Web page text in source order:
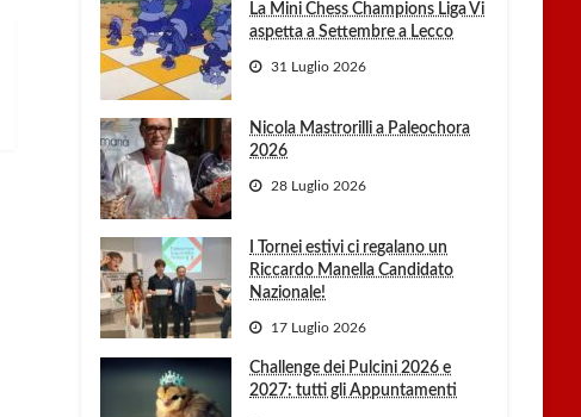
La Mini Chess Champions Liga Vi
aspetta a Settembre a Lecco
31 Luglio 2026
Nicola Mastrorilli a Paleochora
2026
28 Luglio 2026
I Tornei estivi ci regalano un
Riccardo Manella Candidato
Nazionale!
17 Luglio 2026
Challenge dei Pulcini 2026 e
2027: tutti gli Appuntamenti